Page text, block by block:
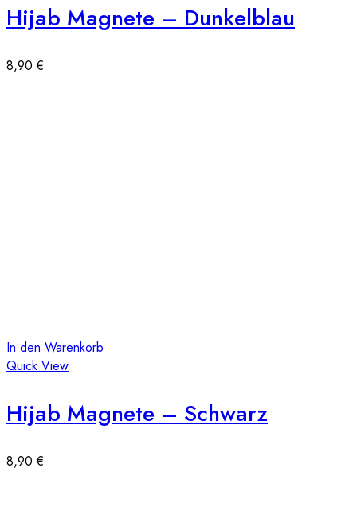
Hijab Magnete – Dunkelblau
8,90€
In den Warenkorb
Quick View
Hijab Magnete – Schwarz
8,90€